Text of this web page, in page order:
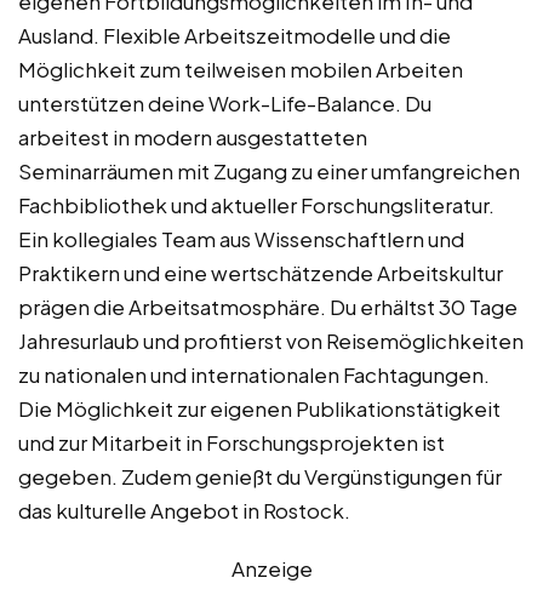
Ausland. Flexible Arbeitszeitmodelle und die
Möglichkeit zum teilweisen mobilen Arbeiten
unterstützen deine Work-Life-Balance. Du
arbeitest in modern ausgestatteten
Seminarräumen mit Zugang zu einer umfangreichen
Fachbibliothek und aktueller Forschungsliteratur.
Ein kollegiales Team aus Wissenschaftlern und
Praktikern und eine wertschätzende Arbeitskultur
prägen die Arbeitsatmosphäre. Du erhältst 30 Tage
Jahresurlaub und profitierst von Reisemöglichkeiten
zu nationalen und internationalen Fachtagungen.
Die Möglichkeit zur eigenen Publikationstätigkeit
und zur Mitarbeit in Forschungsprojekten ist
gegeben. Zudem genießt du Vergünstigungen für
das kulturelle Angebot in Rostock.
Anzeige